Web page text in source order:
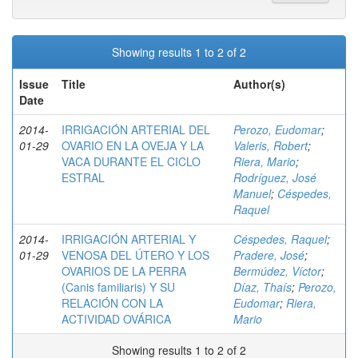
Showing results 1 to 2 of 2
Issue
Date
Title Author(s)
2014-
01-29
IRRIGACIÓN ARTERIAL DEL
OVARIO EN LA OVEJA Y LA
VACA DURANTE EL CICLO
ESTRAL
Perozo, Eudomar;
Valeris, Robert;
Riera, Mario;
Rodríguez, José
Manuel; Céspedes,
Raquel
2014-
01-29
IRRIGACIÓN ARTERIAL Y
VENOSA DEL ÚTERO Y LOS
OVARIOS DE LA PERRA
(Canis familiaris) Y SU
RELACIÓN CON LA
ACTIVIDAD OVÁRICA
Céspedes, Raquel;
Pradere, José;
Bermúdez, Víctor;
Díaz, Thaís; Perozo,
Eudomar; Riera,
Mario
Showing results 1 to 2 of 2